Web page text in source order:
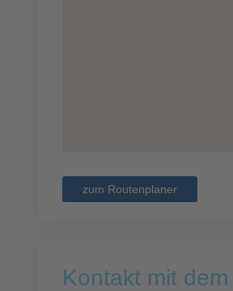
zum Routenplaner
Kontakt mit